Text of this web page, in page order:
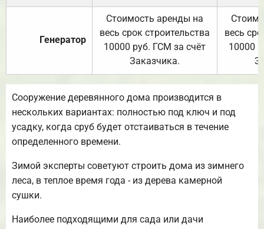
Генератор
Стоимость аренды на
весь срок строительства
10000 руб. ГСМ за счёт
Заказчика.
весь
10000
Сооружение деревянного дома производится в
нескольких вариантах: полностью под ключ и под
усадку, когда сруб будет отстаиваться в течение
определенного времени.
Зимой эксперты советуют строить дома из зимнего
леса, в теплое время года - из дерева камерной
сушки.
Наиболее подходящими для сада или дачи